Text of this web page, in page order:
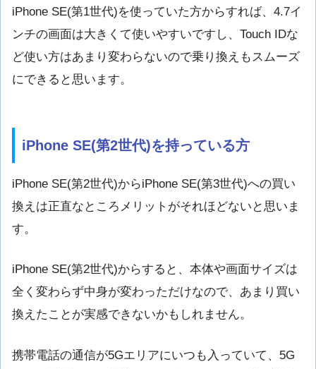
iPhone SE(第1世代)を使っていた方からすれば、4.7イ
ンチの画面は大きくて使いやすいですし、Touch IDな
ど使い方はあまり変わらないので乗り換えもスムーズ
にできると思います。
iPhone SE(第2世代)を持っている方
iPhone SE(第2世代)からiPhone SE(第3世代)への買い
換えは正直なところメリットがそれほどないと思いま
す。
iPhone SE(第2世代)からすると、本体や画面サイズは
全く変わらず中身が変わっただけなので、あまり買い
換えたことが実感できないかもしれません。
携帯電話の通信が5Gエリアにいつも入っていて、5G